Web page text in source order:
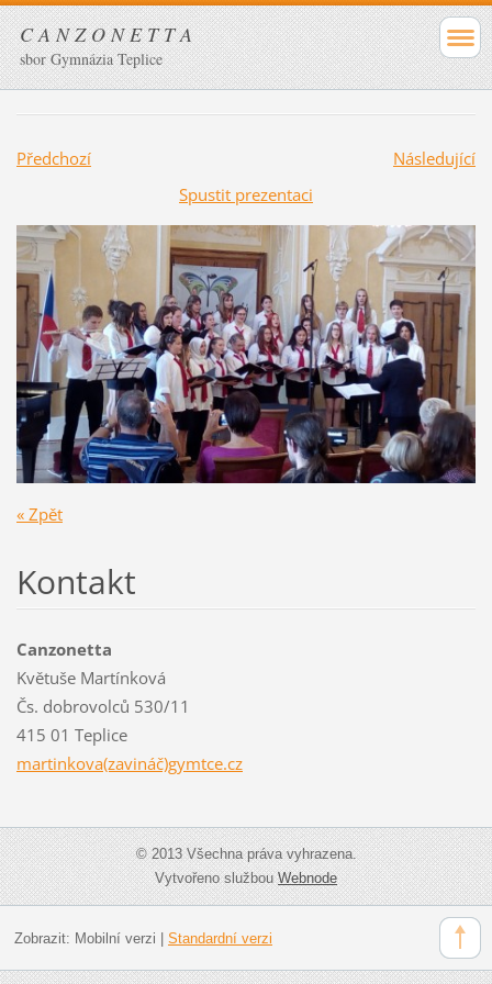
C A N Z O N E T T A
sbor Gymnázia Teplice
Předchozí
Následující
Spustit prezentaci
« Zpět
Kontakt
Canzonetta
Květuše Martínková
Čs. dobrovolců 530/11
415 01 Teplice
martinkova(zavináč)gymtce.cz
© 2013 Všechna práva vyhrazena.
Vytvořeno službouWebnode
Zobrazit: Mobilní verzi Standardní verzi